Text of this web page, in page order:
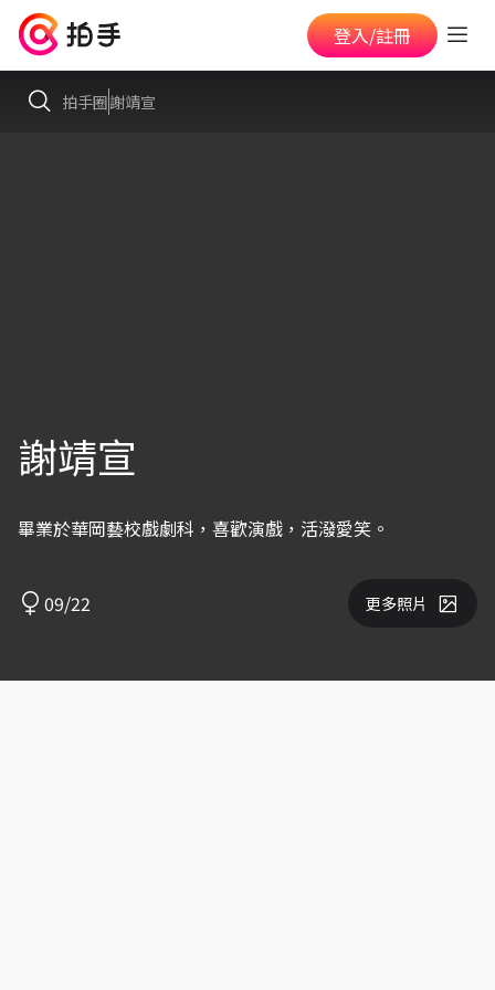
登入/註冊
拍手圈謝靖宣
謝靖宣
畢業於華岡藝校戲劇科，喜歡演戲，活潑愛笑。
09/22 更多照片